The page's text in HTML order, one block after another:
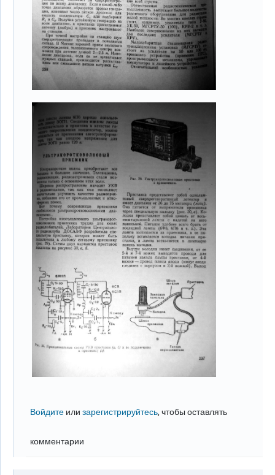
Войдите илизарегистрируйтесь, чтобы оставлять
комментарии